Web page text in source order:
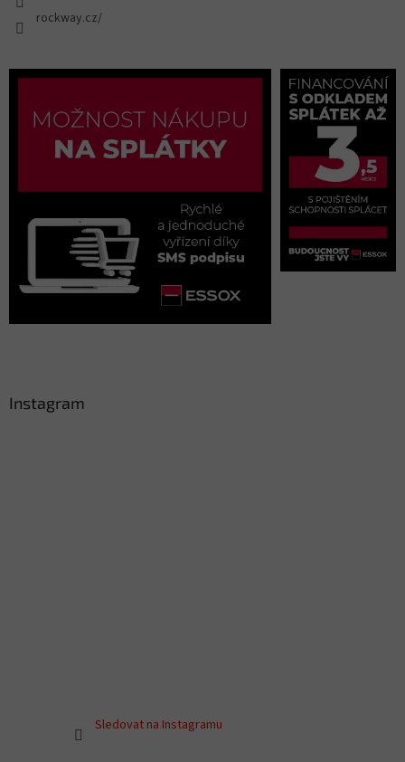
rockway.cz/
Instagram
Sledovat na Instagramu